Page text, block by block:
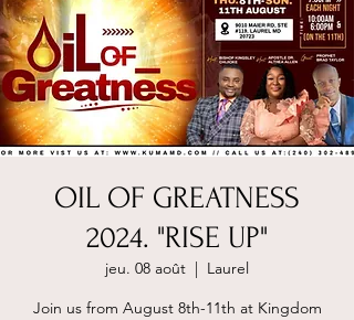
OIL OF GREATNESS
2024. "RISE UP"
jeu. 08 août
Laurel
Join us from August 8th-11th at Kingdom